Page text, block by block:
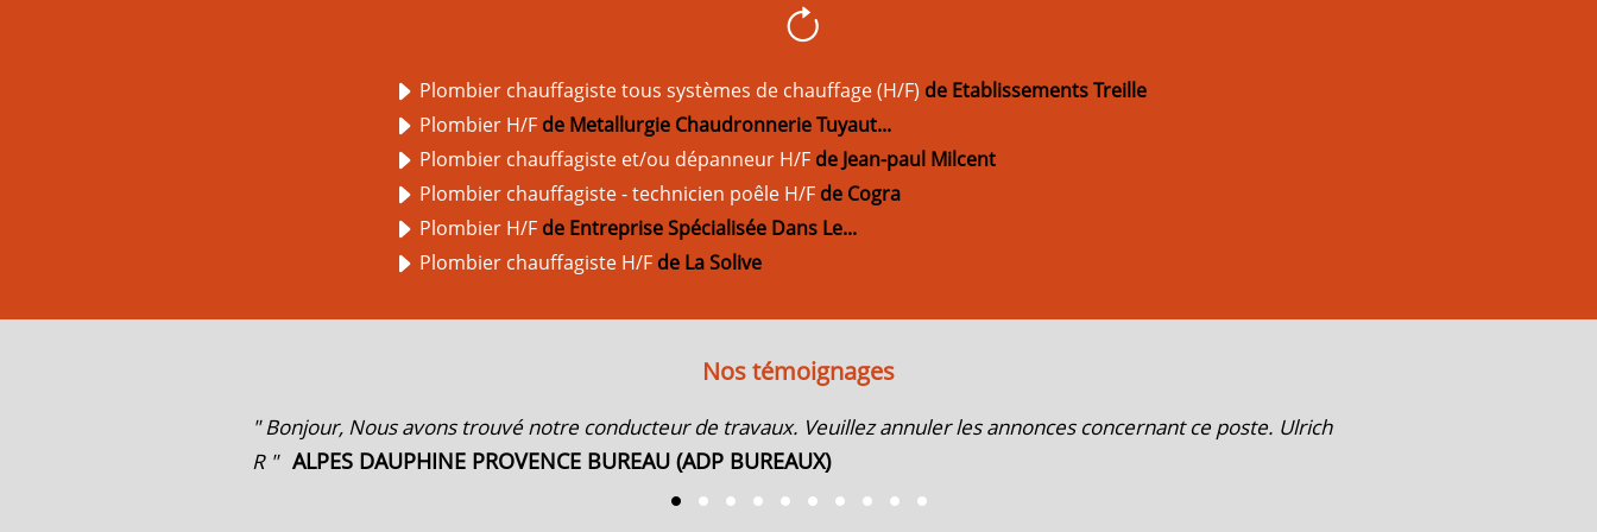
Plombier chauffagiste tous systèmes de chauffage (H/F) de Etablissements Treille
Plombier H/F de Metallurgie Chaudronnerie Tuyaut...
Plombier chauffagiste et/ou dépanneur H/F de Jean-paul Milcent
Plombier chauffagiste - technicien poêle H/F de Cogra
Plombier H/F de Entreprise Spécialisée Dans Le...
Plombier chauffagiste H/F de La Solive
Nos témoignages
" Bonjour, Nous avons trouvé notre conducteur de travaux. Veuillez annuler les annonces concernant ce poste. Ulrich
R " ALPES DAUPHINE PROVENCE BUREAU (ADP BUREAUX)